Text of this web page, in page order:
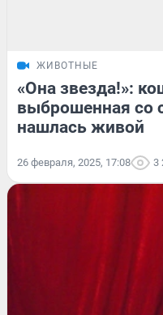
ЖИВОТНЫЕ
«Она звезда!»:
выброшенная со
нашлась живой
26 февраля, 2025, 17:08 3